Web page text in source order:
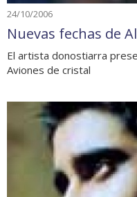
24/10/2006
Nuevas fechas de
El artista donostiarra
Aviones de cristal